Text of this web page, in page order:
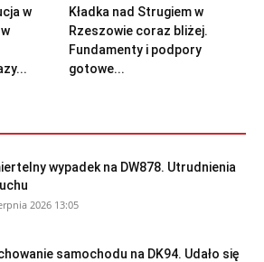
w
Kładka nad Strugiem w
Rzeszowie coraz bliżej.
Fundamenty i podpory
gotowe...
wypadek na DW878. Utrudnienia
2026 13:05
samochodu na DK94. Udało się